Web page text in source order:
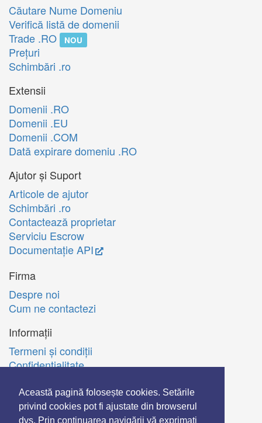
Această pagină folosește cookies. Setările
privind cookies pot fi ajustate din browserul
dvs. Prin continuarea navigării vă exprimati
Căutare Nume Domeniu
Verifică listă de domenii
Trade .RO
NOU
Preţuri
Schimbări .ro
Extensii
Domenii .RO
Domenii .EU
Domenii .COM
Dată expirare domeniu .RO
Ajutor și Suport
Articole de ajutor
Schimbări .ro
Contactează proprietar
Serviciu Escrow
Documentație API
Firma
Despre noi
Cum ne contactezi
Informații
Termeni şi condiţii
Confidenţialitate
A.N.P.C.
English